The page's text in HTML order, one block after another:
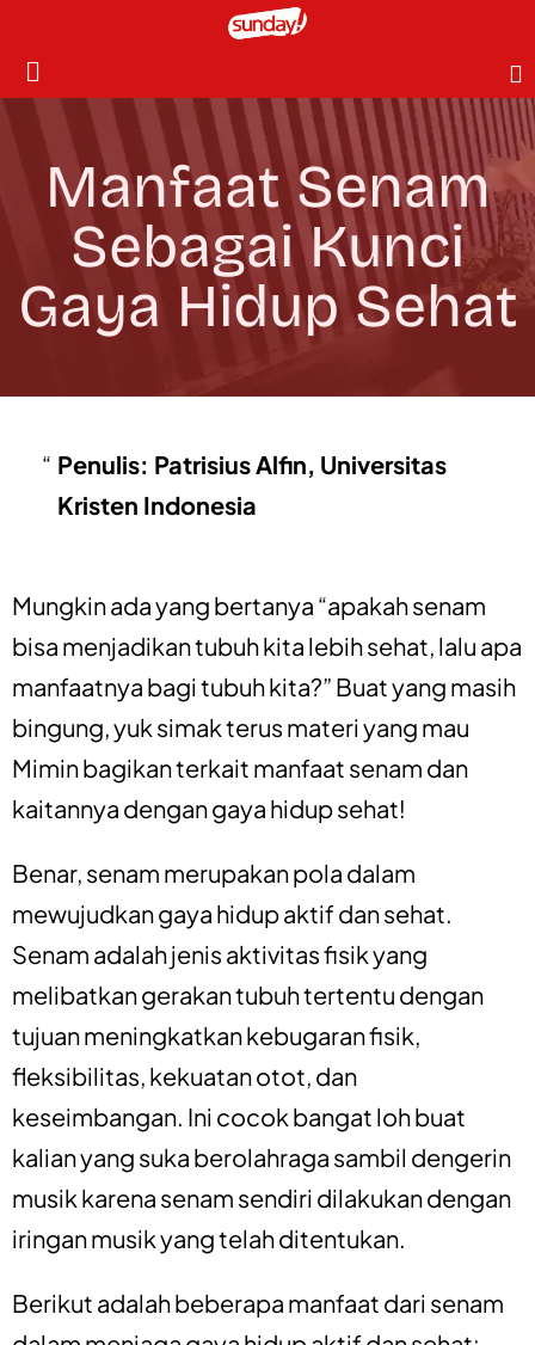
Manfaat Senam
Sebagai Kunci
Gaya Hidup Sehat
Penulis: Patrisius Alfin, Universitas
Kristen Indonesia
Mungkin ada yang bertanya “apakah senam
bisa menjadikan tubuh kita lebih sehat, lalu apa
manfaatnya bagi tubuh kita?” Buat yang masih
bingung, yuk simak terus materi yang mau
Mimin bagikan terkait manfaat senam dan
kaitannya dengan gaya hidup sehat!
Benar, senam merupakan pola dalam
mewujudkan gaya hidup aktif dan sehat.
Senam adalah jenis aktivitas fisik yang
melibatkan gerakan tubuh tertentu dengan
tujuan meningkatkan kebugaran fisik,
fleksibilitas, kekuatan otot, dan
keseimbangan. Ini cocok bangat loh buat
kalian yang suka berolahraga sambil dengerin
musik karena senam sendiri dilakukan dengan
iringan musik yang telah ditentukan.
Berikut adalah beberapa manfaat dari senam